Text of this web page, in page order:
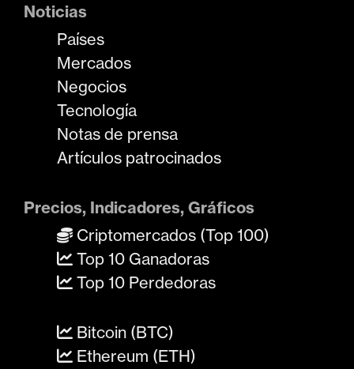
Noticias
Países
Mercados
Negocios
Tecnología
Notas de prensa
Artículos patrocinados
Precios, Indicadores, Gráficos
Criptomercados (Top 100)
Top 10 Ganadoras
Top 10 Perdedoras
Bitcoin (BTC)
Ethereum (ETH)